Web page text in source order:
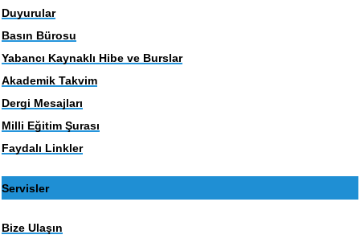
Duyurular
Basın Bürosu
Yabancı Kaynaklı Hibe ve Burslar
Akademik Takvim
Dergi Mesajları
Milli Eğitim Şurası
Faydalı Linkler
Servisler
Bize Ulaşın